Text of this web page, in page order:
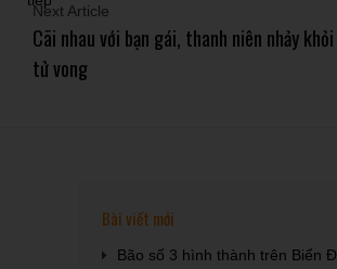
Next Article
Cãi nhau với bạn gái, thanh niên nhảy
tử vong
Bài viết mới
Bão số 3 hình thành trên Biển